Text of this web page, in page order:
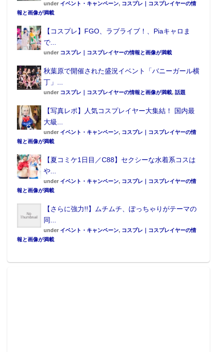
under イベント・キャンペーン, コスプレ｜コスプレイヤーの情
報と画像が満載
【コスプレ】FGO、ラブライブ！、Piaキャロま
で...
under コスプレ｜コスプレイヤーの情報と画像が満載
秋葉原で開催された盛況イベント「バニーガール横
丁」...
under コスプレ｜コスプレイヤーの情報と画像が満載, 話題
【写真レポ】人気コスプレイヤー大集結！ 国内最
大級...
under イベント・キャンペーン, コスプレ｜コスプレイヤーの情
報と画像が満載
【夏コミケ1日目／C88】セクシーな水着系コスは
や...
under イベント・キャンペーン, コスプレ｜コスプレイヤーの情
報と画像が満載
【さらに強力!!】ムチムチ、ぽっちゃりがテーマの
同...
under イベント・キャンペーン, コスプレ｜コスプレイヤーの情
報と画像が満載